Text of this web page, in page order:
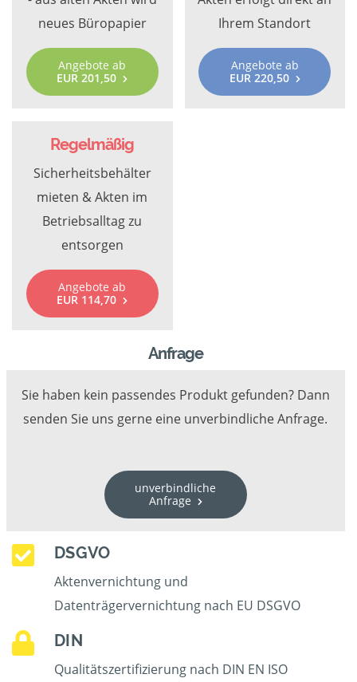
neues Büropapier
Angebote ab
EUR 201,50
Ihrem Standort
Angebote ab
EUR 220,50
Regelmäßig
Sicherheitsbehälter
mieten & Akten im
Betriebsalltag zu
entsorgen
Angebote ab
EUR 114,70
Anfrage
Sie haben kein passendes Produkt gefunden? Dann
senden Sie uns gerne eine unverbindliche Anfrage.
unverbindliche
Anfrage
DSGVO
Aktenvernichtung und
Datenträgervernichtung nach EU DSGVO
DIN
Qualitätszertifizierung nach DIN EN ISO